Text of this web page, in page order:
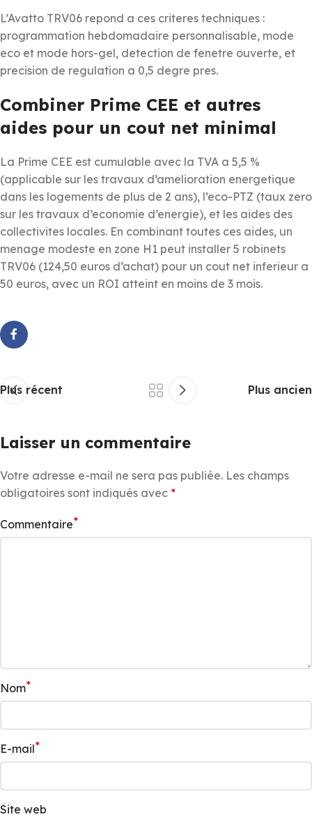
L’Avatto TRV06 repond a ces criteres techniques :
programmation hebdomadaire personnalisable, mode
eco et mode hors-gel, detection de fenetre ouverte, et
precision de regulation a 0,5 degre pres.
Combiner Prime CEE et autres
aides pour un cout net minimal
La Prime CEE est cumulable avec la TVA a 5,5 %
(applicable sur les travaux d’amelioration energetique
dans les logements de plus de 2 ans), l’eco-PTZ (taux zero
sur les travaux d’economie d’energie), et les aides des
collectivites locales. En combinant toutes ces aides, un
menage modeste en zone H1 peut installer 5 robinets
TRV06 (124,50 euros d’achat) pour un cout net inferieur a
50 euros, avec un ROI atteint en moins de 3 mois.
Plus récent Plus ancien
Laisser un commentaire
Votre adresse e-mail ne sera pas publiée. Les champs
obligatoires sont indiqués avec *
Commentaire*
Nom*
E-mail*
Site web